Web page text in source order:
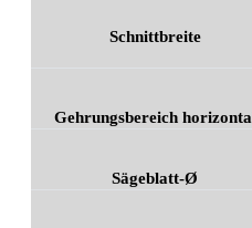
Schnittbreite
Gehrungsbereich
Sägeblatt-Ø